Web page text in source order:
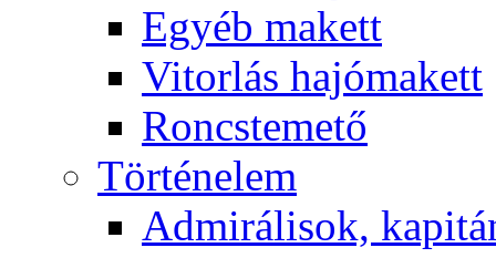
Egyéb makett
Vitorlás hajómakett
Roncstemető
Történelem
Admirálisok,